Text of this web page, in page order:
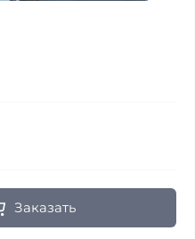
Заказать